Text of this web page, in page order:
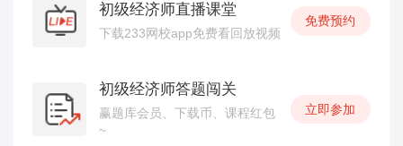
初级经济师直播课堂
下载233网校app免费看回放视频
免费预约
初级经济师答题闯关
赢题库会员、下载币、课程红包
~
立即参加